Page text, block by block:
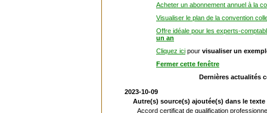
Acheter un abonnement annuel à la
Visualiser le plan de la convention
Offre idéale pour les experts-
un an
Cliquez ici pour visualiser un
Fermer cette fenêtre
Dernières actualités
2023-10-09
Autre(s) source(s) ajoutée(s) dans le
Accord certificat de qualification